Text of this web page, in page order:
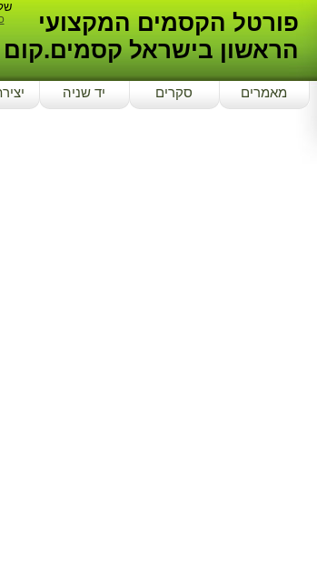
פורטל הקסמים המקצועי
הראשון בישראל קסמים.קום
מאמרים סקרים יד שניה